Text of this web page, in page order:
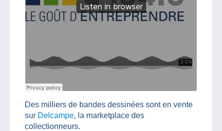
Des milliers de bandes dessinées sont en vente
sur Delcampe, la marketplace des
collectionneurs.